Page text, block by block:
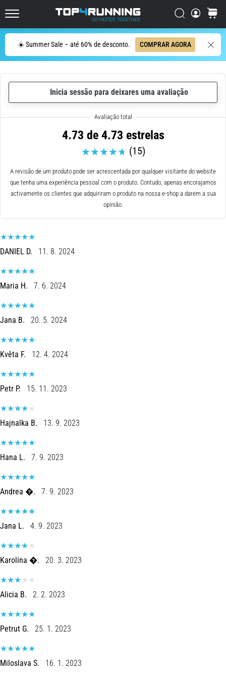
☀️ Summer Sale – até 60% de desconto. COMPRAR AGORA
Procurar
cesto
Procurar
resumido
em
frase:
dói,
mas
vale
pena!
Que
tipos
de…
8 minutos lendo
Corrida
vaivém
e
teste
beep:
O
que
são
e
como
são
Na
prática,
shuttle
run
a
velocidade,
agilidade
e
mudanças
de
direção.
Como
realizado
corretamente,
6. 8. 2026
•
Inicia sessão para deixares uma avaliação
4.73 de 4.73 estrelas
(15)
A revisão de um produto pode ser acrescentada por qualquer visitante do website
que tenha uma experiência pessoal com o produto. Contudo, apenas encorajamos
activamente os clientes que adquiriram o produto na nossa e-shop a darem a sua
opinião.
DANIEL D. 11. 8. 2024
Maria H. 7. 6. 2024
Jana B. 20. 5. 2024
Květa F. 12. 4. 2024
Petr P. 15. 11. 2023
Hajnalka B. 13. 9. 2023
Hana L. 7. 9. 2023
Andrea �. 7. 9. 2023
Jana L. 4. 9. 2023
Karolína �. 20. 3. 2023
Alicia B. 2. 2. 2023
Petrut G. 25. 1. 2023
Miloslava S. 16. 1. 2023